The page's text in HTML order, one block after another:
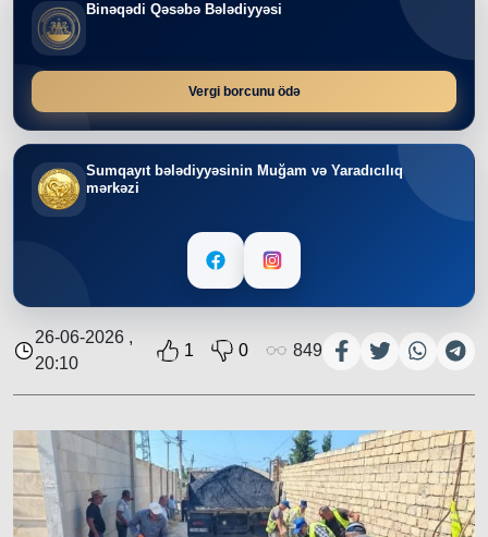
Binəqədi Qəsəbə Bələdiyyəsi
Vergi borcunu ödə
Sumqayıt bələdiyyəsinin Muğam və Yaradıcılıq
mərkəzi
26-06-2026 ,
20:10
1 0 849